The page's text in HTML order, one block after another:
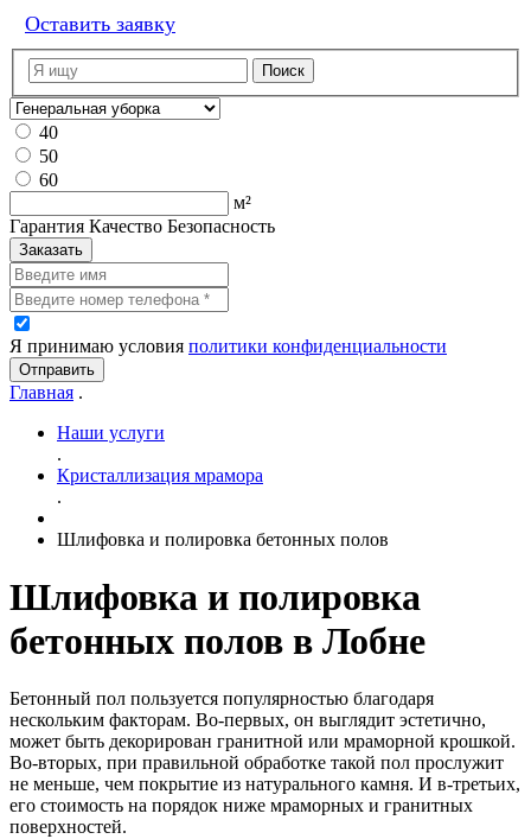
Оставить заявку
40
50
60
м²
Гарантия Качество Безопасность
Заказать
Я принимаю условия политики конфиденциальности
Отправить
Главная .
Наши услуги
.
Кристаллизация мрамора
.
Шлифовка и полировка бетонных полов
Шлифовка и полировка
бетонных полов в Лобне
Бетонный пол пользуется популярностью благодаря
нескольким факторам. Во-первых, он выглядит эстетично,
может быть декорирован гранитной или мраморной крошкой.
Во-вторых, при правильной обработке такой пол прослужит
не меньше, чем покрытие из натурального камня. И в-третьих,
его стоимость на порядок ниже мраморных и гранитных
поверхностей.